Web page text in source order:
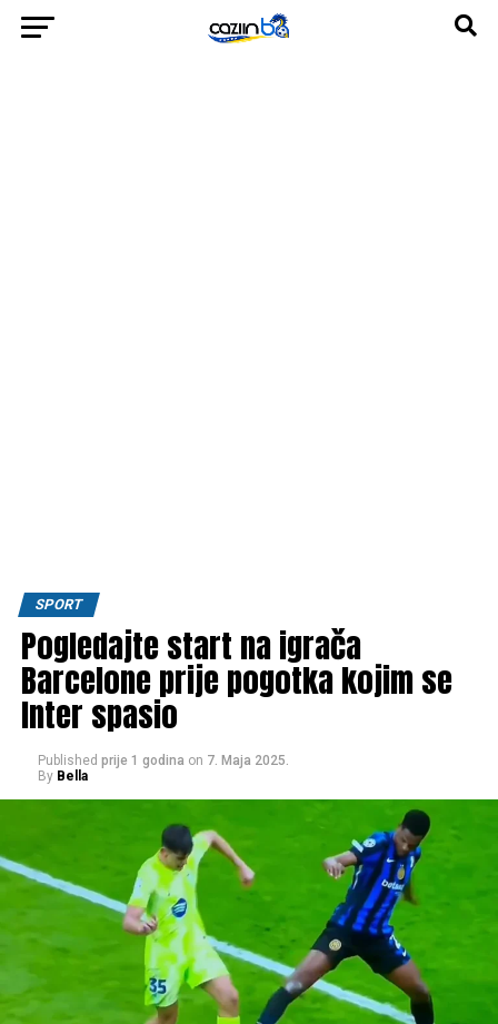
SPORT
Pogledajte start na igrača
Barcelone prije pogotka kojim se
Inter spasio
Published prije 1 godina on 7. Maja 2025.
By Bella